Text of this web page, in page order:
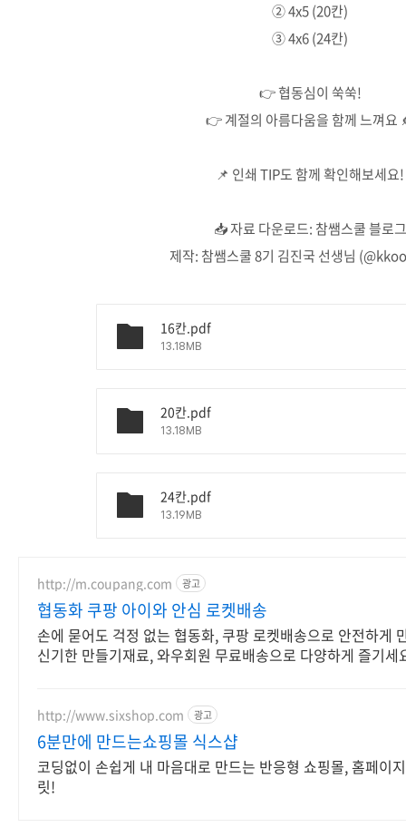
② 4x5 (20칸)
③ 4x6 (24칸)
👉 협동심이 쑥쑥!
👉 계절의 아름다움을 함께 느껴요
📌 인쇄 TIP도 함께 확인해보세요!
📥 자료 다운로드: 참쌤스쿨 블로그
제작: 참쌤스쿨 8기 김진국 선생님
16칸.pdf
13.18MB
20칸.pdf
13.18MB
24칸.pdf
13.19MB
http://m.coupang.com 광고
협동화 쿠팡 아이와 안심 로켓배송
손에 묻어도 걱정 없는 협동화, 쿠팡 로켓배송으로 안전하게
신기한 만들기재료, 와우회원 무료배송으로 다양하게 즐기세
http://www.sixshop.com 광고
6분만에 만드는쇼핑몰 식스샵
코딩없이 손쉽게 내 마음대로 만드는 반응형 쇼핑몰, 홈페이
릿!